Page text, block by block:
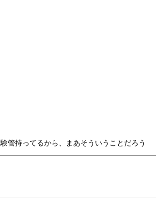
管持ってるから、まあそういうことだろう